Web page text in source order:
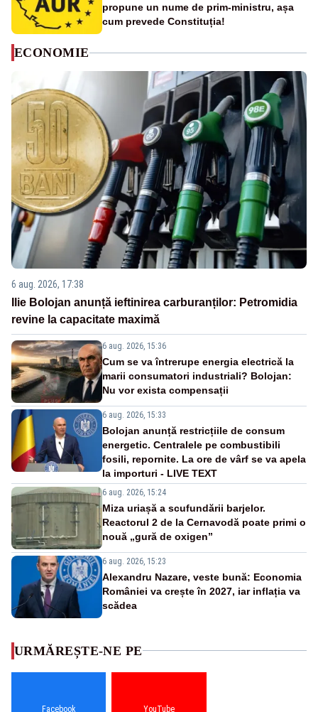
propune un nume de prim-ministru, așa
cum prevede Constituția!
ECONOMIE
6 aug. 2026, 17:38
Ilie Bolojan anunță ieftinirea carburanților: Petromidia
revine la capacitate maximă
6 aug. 2026, 15:36
Cum se va întrerupe energia electrică la
marii consumatori industriali? Bolojan:
Nu vor exista compensații
6 aug. 2026, 15:33
Bolojan anunță restricțiile de consum
energetic. Centralele pe combustibili
fosili, repornite. La ore de vârf se va apela
la importuri - LIVE TEXT
6 aug. 2026, 15:24
Miza uriașă a scufundării barjelor.
Reactorul 2 de la Cernavodă poate primi o
nouă „gură de oxigen”
6 aug. 2026, 15:23
Alexandru Nazare, veste bună: Economia
României va crește în 2027, iar inflația va
scădea
URMĂREȘTE-NE PE
Facebook YouTube